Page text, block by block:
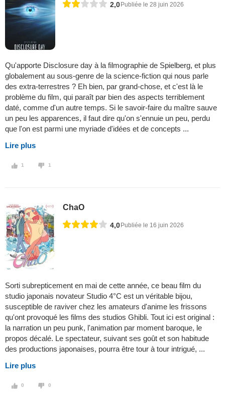
2,0 Publiée le 28 juin 2026
Qu'apporte Disclosure day à la filmographie de Spielberg, et plus
globalement au sous-genre de la science-fiction qui nous parle
des extra-terrestres ? Eh bien, par grand-chose, et c'est là le
problème du film, qui paraît par bien des aspects terriblement
daté, comme d'un autre temps. Si le savoir-faire du maître sauve
un peu les apparences, il faut dire qu'on s'ennuie un peu, perdu
que l'on est parmi une myriade d'idées et de concepts ...
Lire plus
1 1
ChaO
4,0Publiée le 16 juin 2026
Sorti subrepticement en mai de cette année, ce beau film du
studio japonais novateur Studio 4°C est un véritable bijou,
susceptible de raviver chez les amateurs d'anime les frissons
qu'ont provoqué les films des studios Ghibli. Tout ici est original :
la narration un peu punk, l'animation par moment baroque, le
propos décalé. Le spectateur, suivant ses goût et son habitude
des productions japonaises, pourra être tour à tour intrigué, ...
Lire plus
0 0